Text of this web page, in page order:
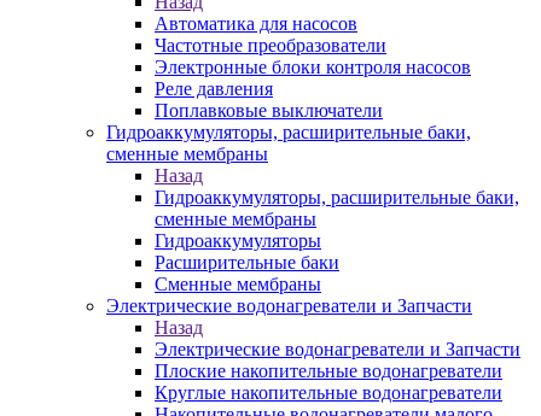
Автоматика для насосов
Частотные преобразователи
Электронные блоки контроля насосов
Реле давления
Поплавковые выключатели
Гидроаккумуляторы, расширительные баки,
сменные мембраны
Назад
Гидроаккумуляторы, расширительные баки,
сменные мембраны
Гидроаккумуляторы
Расширительные баки
Сменные мембраны
Электрические водонагреватели и Запчасти
Назад
Электрические водонагреватели и Запчасти
Плоские накопительные водонагреватели
Круглые накопительные водонагреватели